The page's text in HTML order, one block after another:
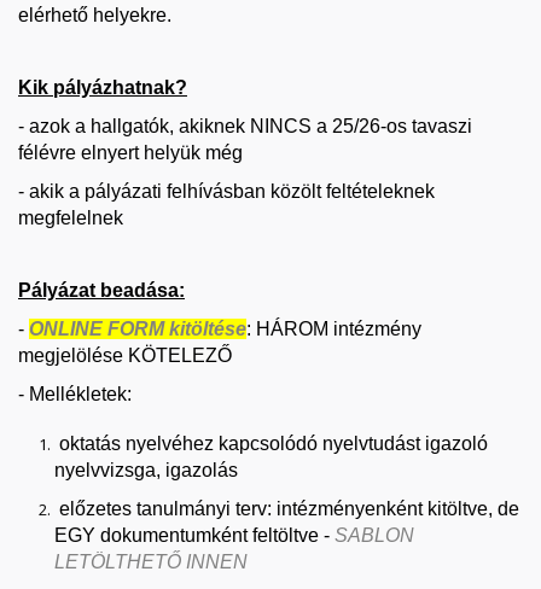
elérhető helyekre.
Kik pályázhatnak?
- azok a hallgatók, akiknek NINCS a 25/26-os tavaszi
félévre elnyert helyük még
- akik a pályázati felhívásban közölt feltételeknek
megfelelnek
Pályázat beadása:
- ONLINE FORM kitöltése: HÁROM intézmény
megjelölése KÖTELEZŐ
- Mellékletek:
oktatás nyelvéhez kapcsolódó nyelvtudást igazoló
nyelvvizsga, igazolás
előzetes tanulmányi terv: intézményenként kitöltve, de
EGY dokumentumként feltöltve - SABLON
LETÖLTHETŐ INNEN